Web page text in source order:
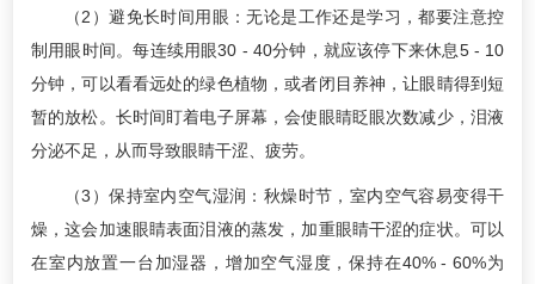
（2）避免长时间用眼：无论是工作还是学习，都要注意控
制用眼时间。每连续用眼30 - 40分钟，就应该停下来休息5 - 10
分钟，可以看看远处的绿色植物，或者闭目养神，让眼睛得到短
暂的放松。长时间盯着电子屏幕，会使眼睛眨眼次数减少，泪液
分泌不足，从而导致眼睛干涩、疲劳。
（3）保持室内空气湿润：秋燥时节，室内空气容易变得干
燥，这会加速眼睛表面泪液的蒸发，加重眼睛干涩的症状。可以
在室内放置一台加湿器，增加空气湿度，保持在40% - 60%为